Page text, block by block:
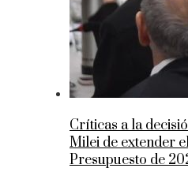
Críticas a la
Milei de extender
Presupuesto de